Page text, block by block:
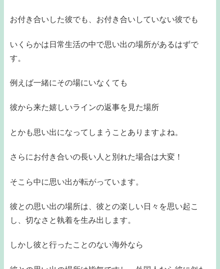
お付き合いした彼でも、お付き合いしていない彼でも
いくらかは日常生活の中で思い出の場所があるはずで
す。
例えば一緒にその場にいなくても
彼から来た嬉しいラインの返事を見た場所
とかも思い出になってしまうことありますよね。
さらにお付き合いの長い人と別れた場合は大変！
そこら中に思い出が転がっています。
彼との思い出の場所は、彼との楽しい日々を思い起こ
し、切なさと執着を生み出します。
しかし彼と行ったことのない海外なら